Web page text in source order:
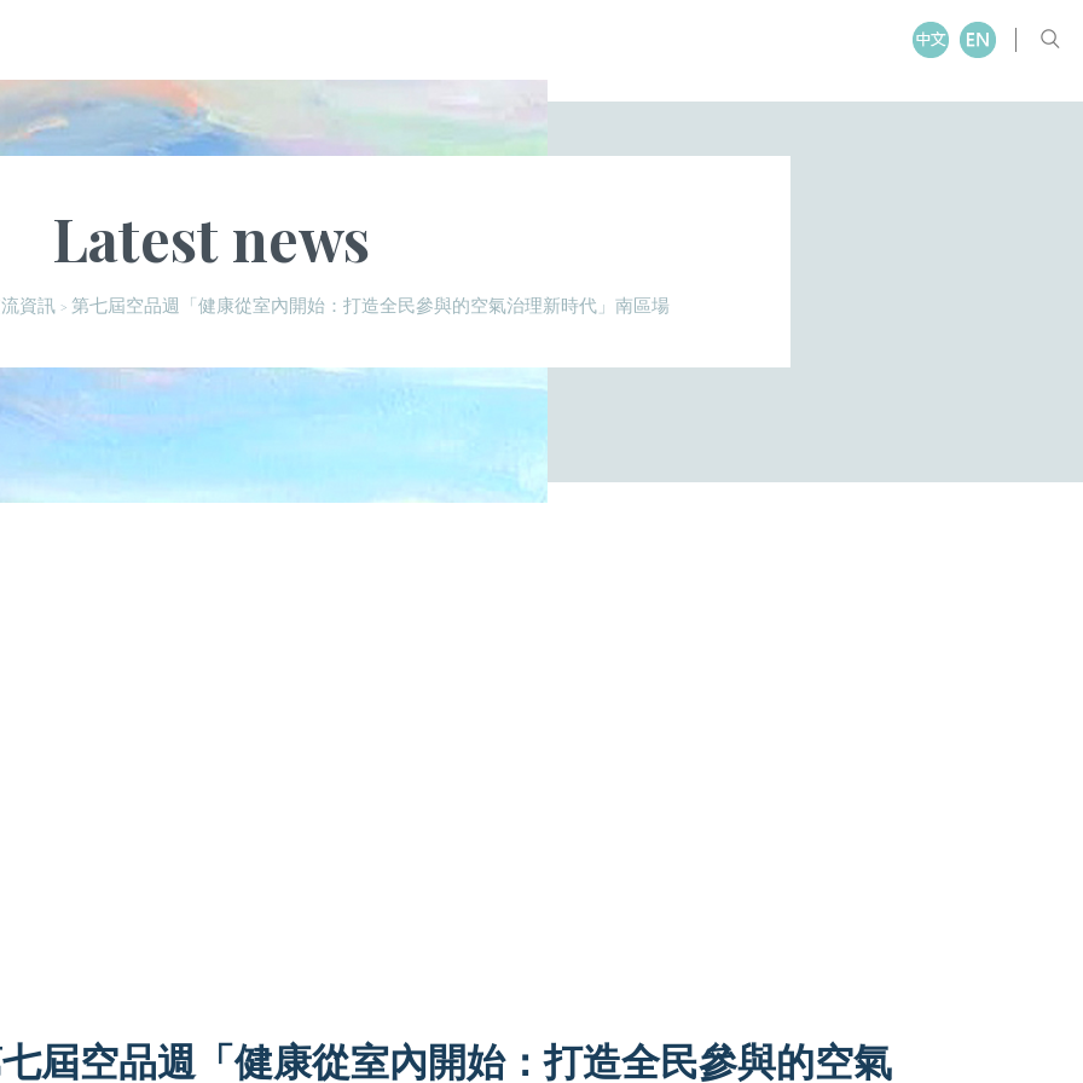
Latest news
資訊 > 第七屆空品週「健康從室內開始：打造全民參與的空氣治理新時代」南區場
屆空品週「健康從室內開始：打造全民參與的空氣